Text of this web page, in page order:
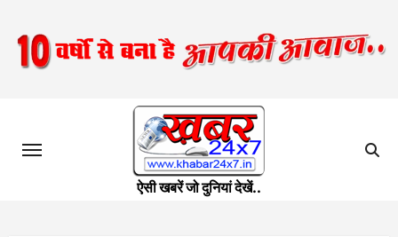
content
ऐसी खबरें जो दुनियां देखें..